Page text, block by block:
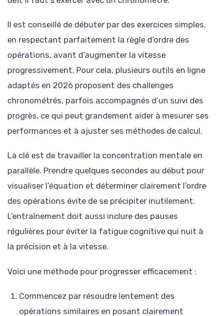
Il est conseillé de débuter par des exercices simples,
en respectant parfaitement la règle d’ordre des
opérations, avant d’augmenter la vitesse
progressivement. Pour cela, plusieurs outils en ligne
adaptés en 2026 proposent des challenges
chronométrés, parfois accompagnés d’un suivi des
progrès, ce qui peut grandement aider à mesurer ses
performances et à ajuster ses méthodes de calcul.
La clé est de travailler la concentration mentale en
parallèle. Prendre quelques secondes au début pour
visualiser l’équation et déterminer clairement l’ordre
des opérations évite de se précipiter inutilement.
L’entraînement doit aussi inclure des pauses
régulières pour éviter la fatigue cognitive qui nuit à
la précision et à la vitesse.
Voici une méthode pour progresser efficacement :
Commencez par résoudre lentement des
opérations similaires en posant clairement